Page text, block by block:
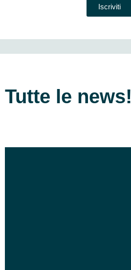
Iscriviti
Tutte le news!